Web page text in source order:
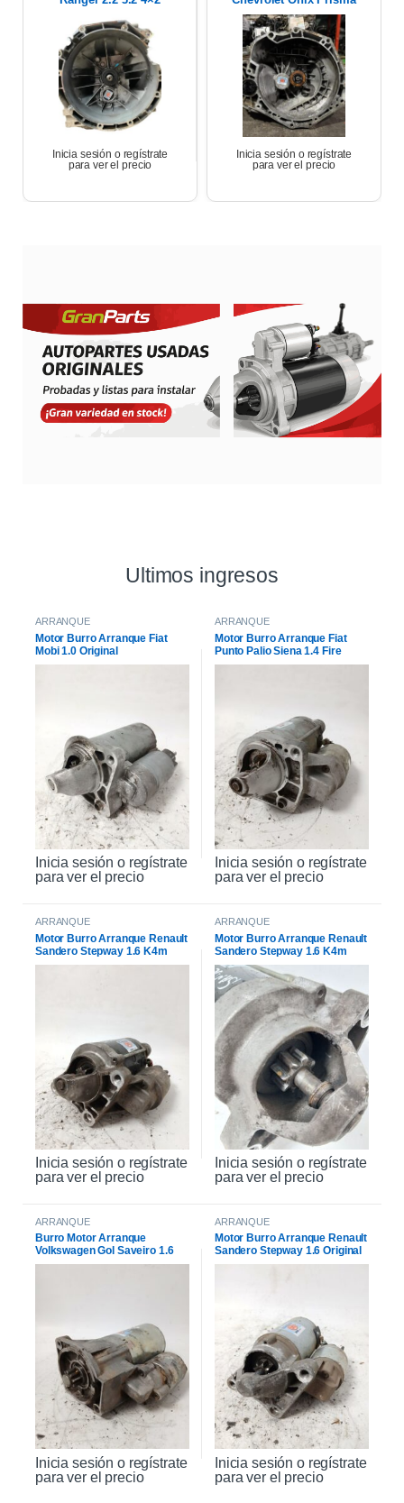
Inicia sesión o regístrate
para ver el precio
Jou 1.4 2018
Inicia sesión o regístrate
para ver el precio
Ultimos ingresos
ARRANQUE
Motor Burro Arranque Fiat
Mobi 1.0 Original
Inicia sesión o regístrate
para ver el precio
ARRANQUE
Motor Burro Arranque Fiat
Punto Palio Siena 1.4 Fire
Original
Inicia sesión o regístrate
para ver el precio
ARRANQUE
Motor Burro Arranque Renault
Sandero Stepway 1.6 K4m
Original
Inicia sesión o regístrate
para ver el precio
ARRANQUE
Motor Burro Arranque Renault
Sandero Stepway 1.6 K4m
Inicia sesión o regístrate
para ver el precio
ARRANQUE
Burro Motor Arranque
Volkswagen Gol Saveiro 1.6
Inicia sesión o regístrate
para ver el precio
ARRANQUE
Motor Burro Arranque Renault
Sandero Stepway 1.6 Original
Inicia sesión o regístrate
para ver el precio